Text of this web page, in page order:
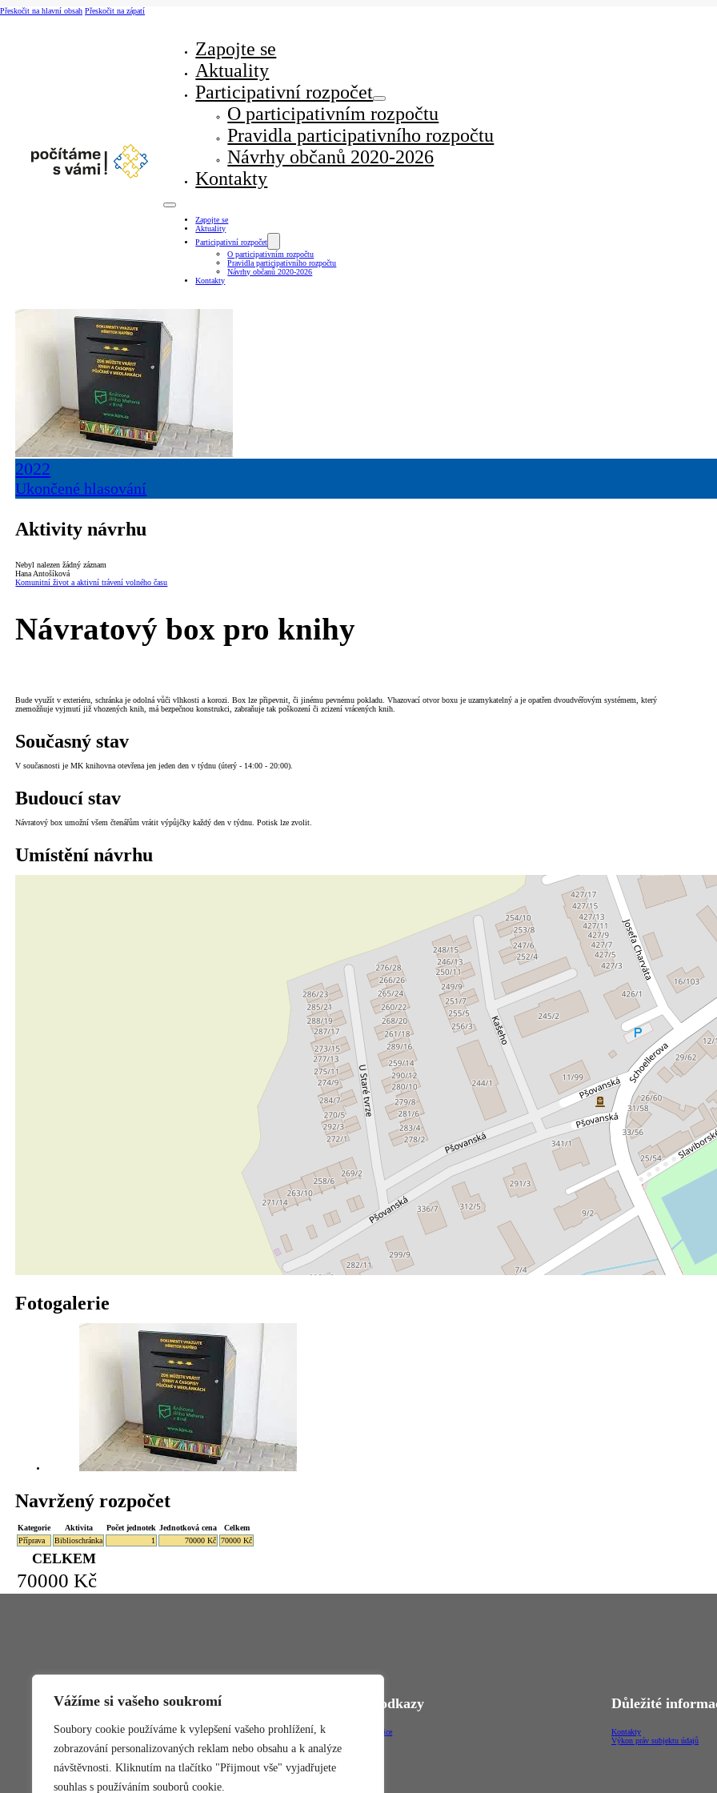
Vážíme si vašeho soukromí
Soubory cookie používáme k vylepšení vašeho prohlížení, k
zobrazování personalizovaných reklam nebo obsahu a k analýze
návštěvnosti. Kliknutím na tlačítko "Přijmout vše" vyjadřujete
souhlas s používáním souborů cookie.
Přeskočit na hlavní obsah Přeskočit na zápatí
Zapojte se
Aktuality
Participativní rozpočet
O participativním rozpočtu
Pravidla participativního rozpočtu
Návrhy občanů 2020-2026
Kontakty
Zapojte se
Aktuality
Participativní rozpočet
O participativním rozpočtu
Pravidla participativního rozpočtu
Návrhy občanů 2020-2026
Kontakty
2022
Ukončené hlasování
Aktivity návrhu
Nebyl nalezen žádný záznam
Hana Antošíková
Komunitní život a aktivní trávení volného času
Návratový box pro knihy
Bude využít v exteriéru, schránka je odolná vůči vlhkosti a korozi. Box lze připevnit, či jinému pevnému pokladu. Vhazovací otvor boxu je uzamykatelný a je opatřen dvoudvéřovým systémem, který
znemožňuje vyjmutí již vhozených knih, má bezpečnou konstrukci, zabraňuje tak poškození či zcizení vrácených knih.
Současný stav
V současnosti je MK knihovna otevřena jen jeden den v týdnu (úterý - 14:00 - 20:00).
Budoucí stav
Návratový box umožní všem čtenářům vrátit výpůjčky každý den v týdnu. Potisk lze zvolit.
Umístění návrhu
Fotogalerie
Navržený rozpočet
Kategorie Aktivita Počet jednotek Jednotková cena
Celkem
Příprava
Biblioschránka 1 70000 Kč 70000 Kč
CELKEM
70000 Kč
Participativní rozpočet
Pravidla
Webové odkazy
MČ Praha-Čakovice
Důležité
Kontakty
Výkon práv subjektu údajů